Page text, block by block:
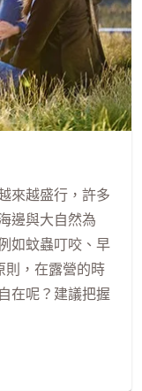
來越盛行，許多
邊與大自然為
如蚊蟲叮咬、早
，在露營的時
在呢？建議把握